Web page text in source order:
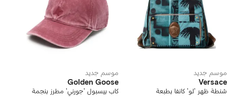
موسم جديد
Versace
شنطة ظهر 'لو' كانفا بطبعة
موسم جديد
Golden Goose
كاب بيسبول 'جورني' مطرز بنجمة